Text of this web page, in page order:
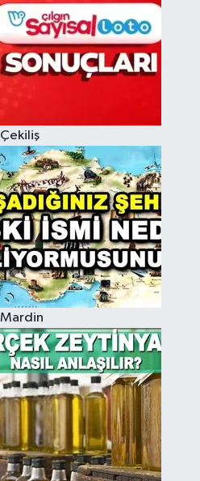
Çekiliş
Mardin